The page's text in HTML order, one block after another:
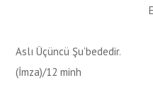
Aslı Üçüncü Şu’bededir.
(İmza)/12 minh